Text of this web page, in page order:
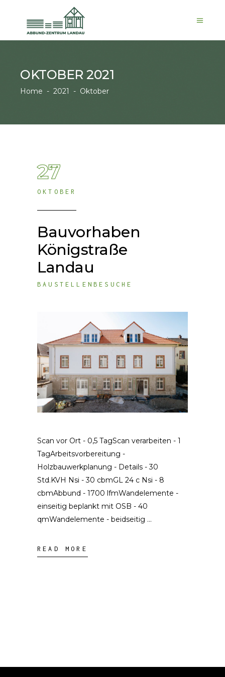
OKTOBER 2021
Home - 2021 - Oktober
27
OKTOBER
Bauvorhaben
Königstraße
Landau
BAUSTELLENBESUCHE
Scan vor Ort - 0,5 TagScan verarbeiten - 1
TagArbeitsvorbereitung -
Holzbauwerkplanung - Details - 30
Std.KVH Nsi - 30 cbmGL 24 c Nsi - 8
cbmAbbund - 1700 lfmWandelemente -
einseitig beplankt mit OSB - 40
qmWandelemente - beidseitig
READ MORE